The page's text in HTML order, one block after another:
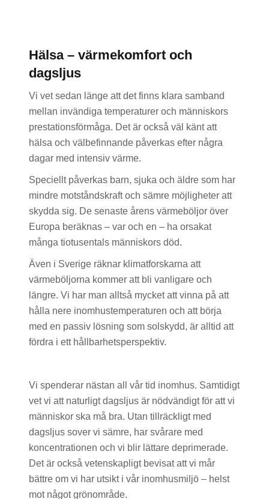
Hälsa – värmekomfort och
dagsljus
Vi vet sedan länge att det finns klara samband
mellan invändiga temperaturer och människors
prestationsförmåga. Det är också väl känt att
hälsa och välbefinnande påverkas efter några
dagar med intensiv värme.
Speciellt påverkas barn, sjuka och äldre som har
mindre motståndskraft och sämre möjligheter att
skydda sig. De senaste årens värmeböljor över
Europa beräknas – var och en – ha orsakat
många tiotusentals människors död.
Även i Sverige räknar klimatforskarna att
värmeböljorna kommer att bli vanligare och
längre. Vi har man alltså mycket att vinna på att
hålla nere inomhustemperaturen och att börja
med en passiv lösning som solskydd, är alltid att
fördra i ett hållbarhetsperspektiv.
Vi spenderar nästan all vår tid inomhus. Samtidigt
vet vi att naturligt dagsljus är nödvändigt för att vi
människor ska må bra. Utan tillräckligt med
dagsljus sover vi sämre, har svårare med
koncentrationen och vi blir lättare deprimerade.
Det är också vetenskapligt bevisat att vi mår
bättre om vi har utsikt i vår inomhusmiljö – helst
mot något grönområde.